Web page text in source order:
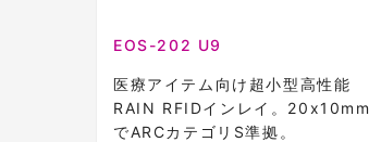
EOS-202 U9
医療アイテム向け超小型高性能
RAIN RFIDインレイ。20x10mm
でARCカテゴリS準拠。